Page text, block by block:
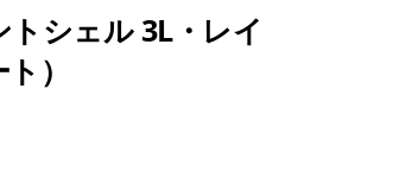
シェル 3L・レイ
）